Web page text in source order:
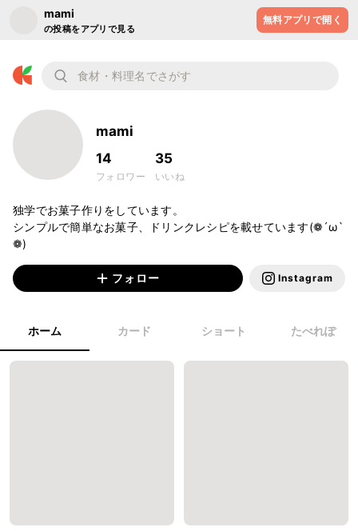
mami
の投稿をアプリで見る
無料アプリで開く
mami
14
フォロワー
35
いいね
独学でお菓子作りをしています。
シンプルで簡単なお菓子、ドリンクレシピを載せています(❁´ω`
❁)
フォロー Instagram
ホーム カード ショート たべれぽ